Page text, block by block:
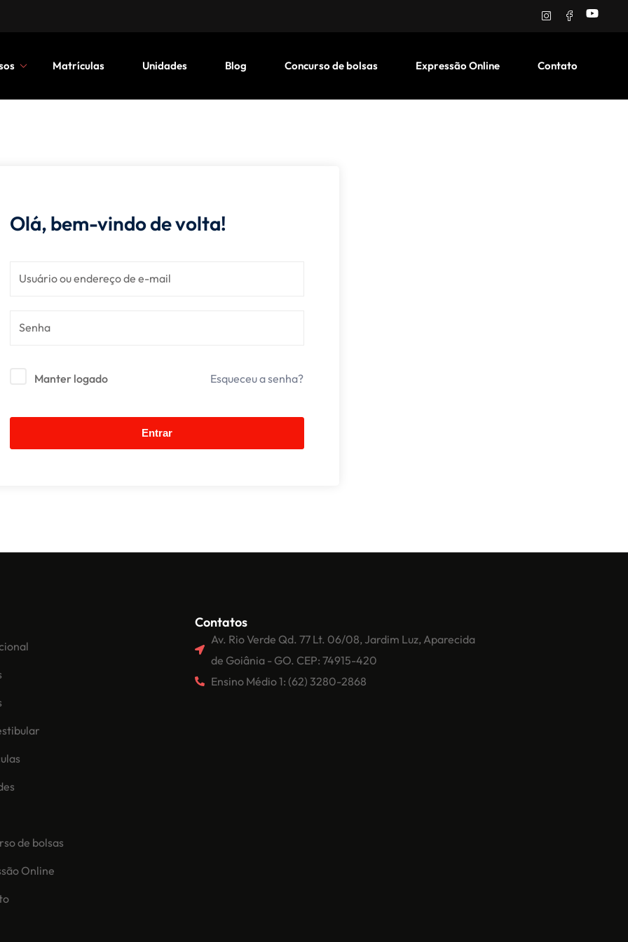
Matrículas Unidades Blog Concurso de bolsas Expressão Online Contato
Olá, bem-vindo de volta!
Manter logado Esqueceu a senha?
Entrar
de bolsas
Online
Contatos
Av. Rio Verde Qd. 77 Lt. 06/08, Jardim Luz, Aparecida
de Goiânia - GO. CEP: 74915-420
Ensino Médio 1: (62) 3280-2868